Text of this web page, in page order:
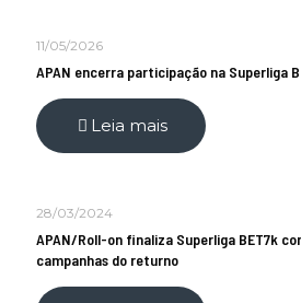
11/05/2026
APAN encerra participação na Superliga B
Leia mais
28/03/2024
APAN/Roll-on finaliza Superliga BET7k
campanhas do returno